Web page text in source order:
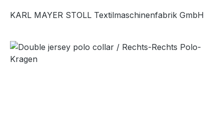
KARL MAYER STOLL Textilmaschinenfabrik GmbH
Resim galerisini atla